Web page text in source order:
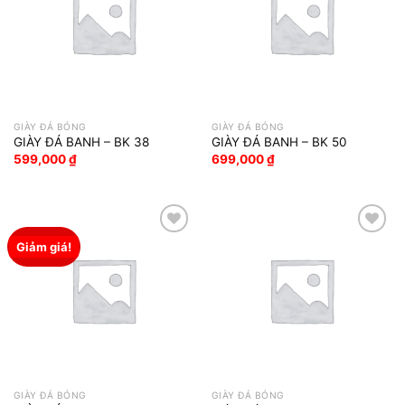
GIÀY ĐÁ BÓNG
GIÀY ĐÁ BANH – BK 38
599,000₫
GIÀY ĐÁ BÓNG
GIÀY ĐÁ BANH – BK 50
699,000₫
Giảm giá!
Add to wishlist
GIÀY ĐÁ BÓNG
Add to wishlist
GIÀY ĐÁ BÓNG